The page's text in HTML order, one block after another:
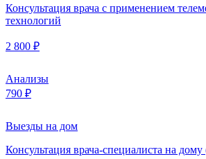
Консультация врача с применением
технологий
2 800 ₽
Анализы
790 ₽
Выезды на дом
Консультация врача-специалиста на